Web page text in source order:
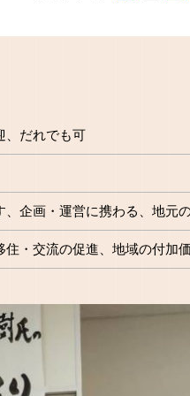
、だれでも可
企画・運営に携わる、地元
・交流の促進、地域の付加